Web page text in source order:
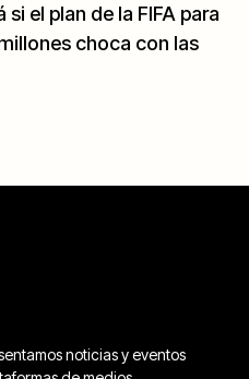
el plan de la FIFA para
choca con las
noticias y eventos